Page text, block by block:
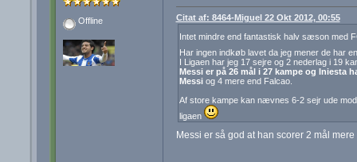
Offline
Citat af: 8464-Miguel 22 Okt 2012, 00:55
Intet mindre end fantastisk halv sæson med
Har ingen indkøb lavet da jeg mener de har
I Ligaen har jeg 17 sejre og 2 nederlag i 19
Messi er på 26 mål i 27 kampe og Iniesta
Messiog 4 mere end Falcao.
Af store kampe kan nævnes 6-2 sejr ude
ligaen
Messi er så god at han scorer 2 mål